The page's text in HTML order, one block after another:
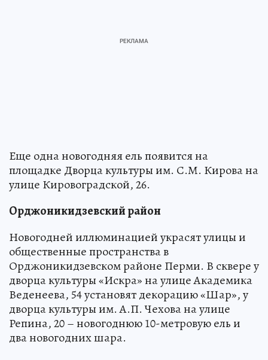
Еще одна новогодняя ель появится на
площадке Дворца культуры им. С.М. Кирова на
улице Кировоградской, 26.
Орджоникидзевский район
Новогодней иллюминацией украсят улицы и
общественные пространства в
Орджоникидзевском районе Перми. В сквере у
дворца культуры «Искра» на улице Академика
Веденеева, 54 установят декорацию «Шар», у
дворца культуры им. А.П. Чехова на улице
Репина, 20 – новогоднюю 10-метровую ель и
два новогодних шара.